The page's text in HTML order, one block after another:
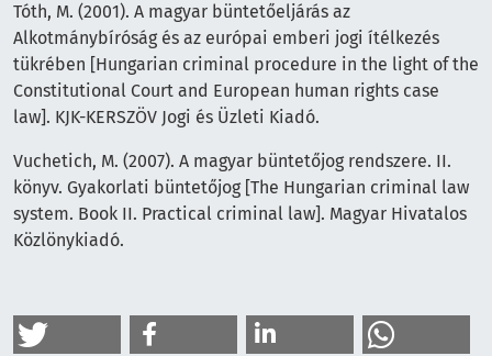
Tóth, M. (2001). A magyar büntetőeljárás az
Alkotmánybíróság és az európai emberi jogi ítélkezés
tükrében [Hungarian criminal procedure in the light of the
Constitutional Court and European human rights case
law]. KJK-KERSZÖV Jogi és Üzleti Kiadó.
Vuchetich, M. (2007). A magyar büntetőjog rendszere. II.
könyv. Gyakorlati büntetőjog [The Hungarian criminal law
system. Book II. Practical criminal law]. Magyar Hivatalos
Közlönykiadó.